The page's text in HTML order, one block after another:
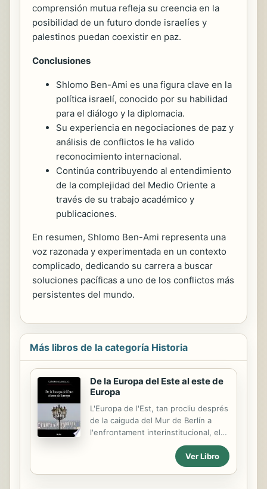
comprensión mutua refleja su creencia en la
posibilidad de un futuro donde israelíes y
palestinos puedan coexistir en paz.
Conclusiones
Shlomo Ben-Ami es una figura clave en la
política israelí, conocido por su habilidad
para el diálogo y la diplomacia.
Su experiencia en negociaciones de paz y
análisis de conflictos le ha valido
reconocimiento internacional.
Continúa contribuyendo al entendimiento
de la complejidad del Medio Oriente a
través de su trabajo académico y
publicaciones.
En resumen, Shlomo Ben-Ami representa una
voz razonada y experimentada en un contexto
complicado, dedicando su carrera a buscar
soluciones pacíficas a uno de los conflictos más
persistentes del mundo.
Más libros de la categoría Historia
De la Europa del Este al este de
Europa
L'Europa de l'Est, tan procliu després
de la caiguda del Mur de Berlín a
l'enfrontament interinstitucional, els
conflictes interètnics i les tensions
internacionals, sembla haver encarat
en general la senda de l'estabilitat i
Ver Libro